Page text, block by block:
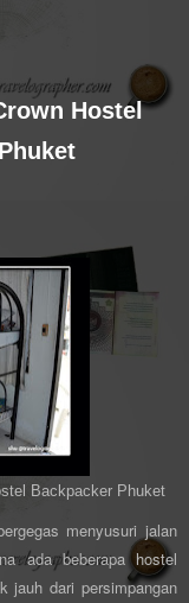
Hostel
Backpacker Phuket
menyusuri jalan
ada beberapa hostel
jauh dari persimpangan